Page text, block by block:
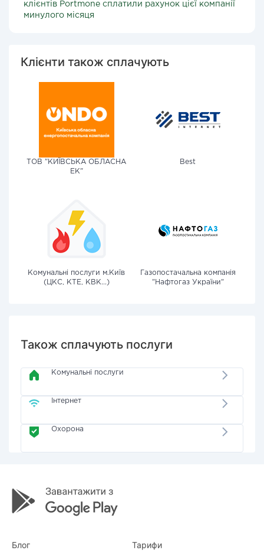
клієнтів Portmone сплатили рахунок цієї компанії
минулого місяця
Клієнти також сплачують
ТОВ "КИЇВСЬКА ОБЛАСНА
ЕК"
Best
Комунальні послуги м.Київ
(ЦКС, КТЕ, КВК...)
Газопостачальна компанія
"Нафтогаз України"
Також сплачують послуги
Комунальні послуги
Інтернет
Охорона
Блог Тарифи